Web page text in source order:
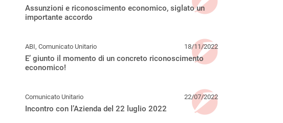
Assunzioni e riconoscimento economico, siglato un
importante accordo
ABI, Comunicato Unitario 18/11/2022
E’ giunto il momento di un concreto riconoscimento
economico!
Comunicato Unitario 22/07/2022
Incontro con l’Azienda del 22 luglio 2022